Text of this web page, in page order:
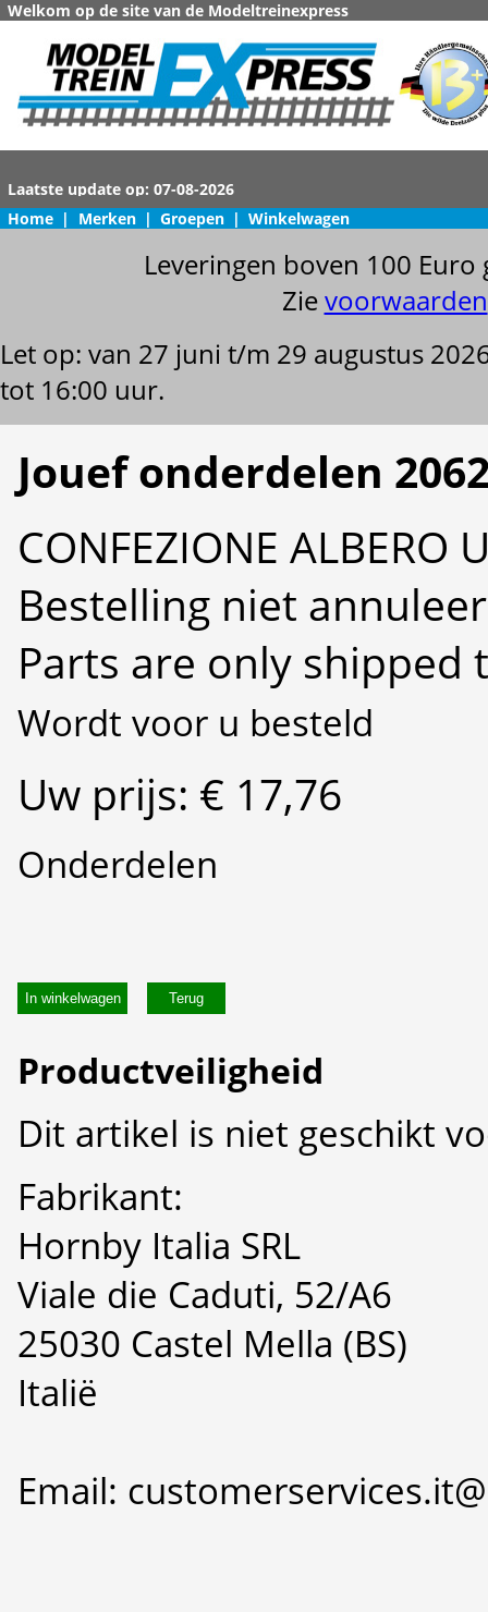
Welkom op de site van de Modeltreinexpress
Home | Merken | Groepen | Winkelwagen
Leveringen boven 100
Zievoorwaarden
Let op: van 27 juni t/m 29 augustus
tot 16:00 uur.
Jouef onderdelen
CONFEZIONE ALBERO
Bestelling niet
Parts are only shipped
Wordt voor u besteld
Uw prijs: € 17,76
Onderdelen
In winkelwagen
Productveiligheid
Dit artikel is niet geschikt
Fabrikant:
Hornby Italia SRL
Viale die Caduti, 52/A6
25030 Castel Mella (BS)
Italië
Email: